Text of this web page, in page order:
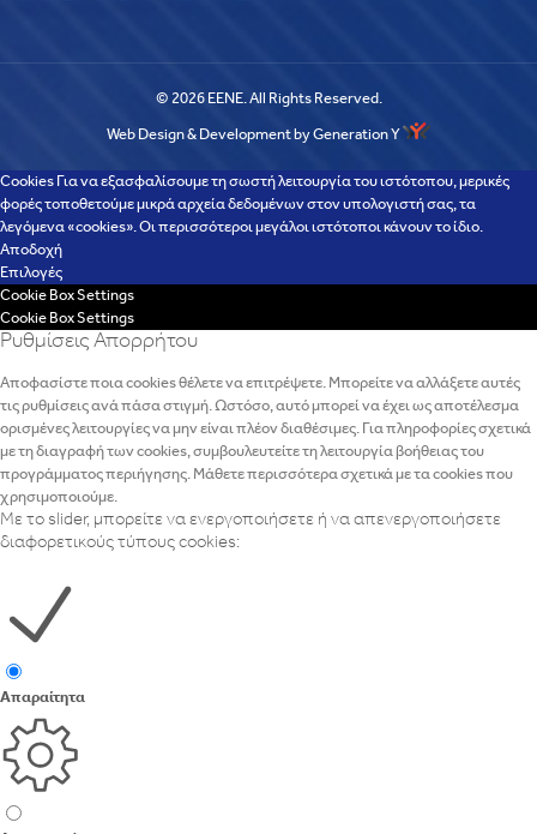
© 2026 EENE. All Rights Reserved.
Web Design & Development by Generation Y
Cookies Για να εξασφαλίσουμε τη σωστή λειτουργία του ιστότοπου, μερικές
φορές τοποθετούμε μικρά αρχεία δεδομένων στον υπολογιστή σας, τα
λεγόμενα «cookies». Οι περισσότεροι μεγάλοι ιστότοποι κάνουν το ίδιο.
Αποδοχή
Επιλογές
Cookie Box Settings
Cookie Box Settings
Ρυθμίσεις Απορρήτου
Αποφασίστε ποια cookies θέλετε να επιτρέψετε. Μπορείτε να αλλάξετε αυτές
τις ρυθμίσεις ανά πάσα στιγμή. Ωστόσο, αυτό μπορεί να έχει ως αποτέλεσμα
ορισμένες λειτουργίες να μην είναι πλέον διαθέσιμες. Για πληροφορίες σχετικά
με τη διαγραφή των cookies, συμβουλευτείτε τη λειτουργία βοήθειας του
προγράμματος περιήγησης. Μάθετε περισσότερα σχετικά με τα cookies που
χρησιμοποιούμε.
Με το slider, μπορείτε να ενεργοποιήσετε ή να απενεργοποιήσετε
διαφορετικούς τύπους cookies:
Απαραίτητα